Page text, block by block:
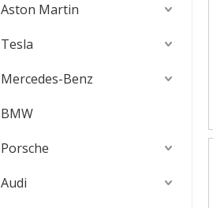
Aston Martin
Tesla
Mercedes-Benz
BMW
Porsche
Audi